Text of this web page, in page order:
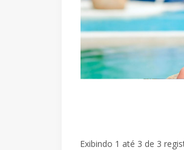
Exibindo 1 até 3 de 3